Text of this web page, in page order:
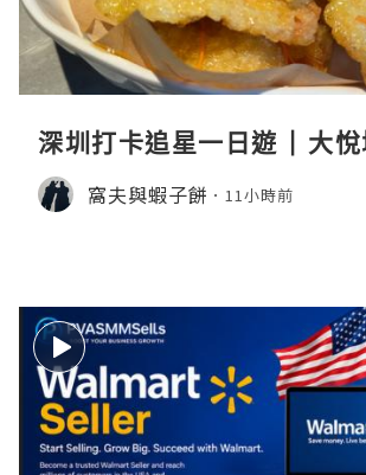
深圳打卡追星一日遊 | 大
窩夫與蝦子餅 11小時前